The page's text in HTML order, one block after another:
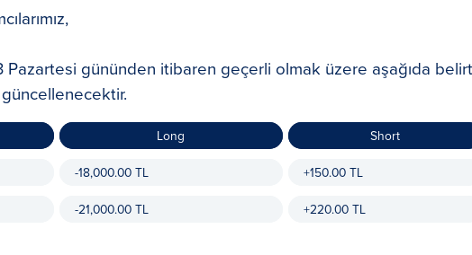
Pazartesi gününden itibaren geçerli olmak üzere aşağıda
Long Short
-18,000.00 TL +150.00 TL
-21,000.00 TL +220.00 TL